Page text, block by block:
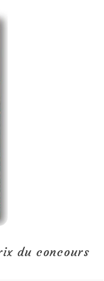
du concours